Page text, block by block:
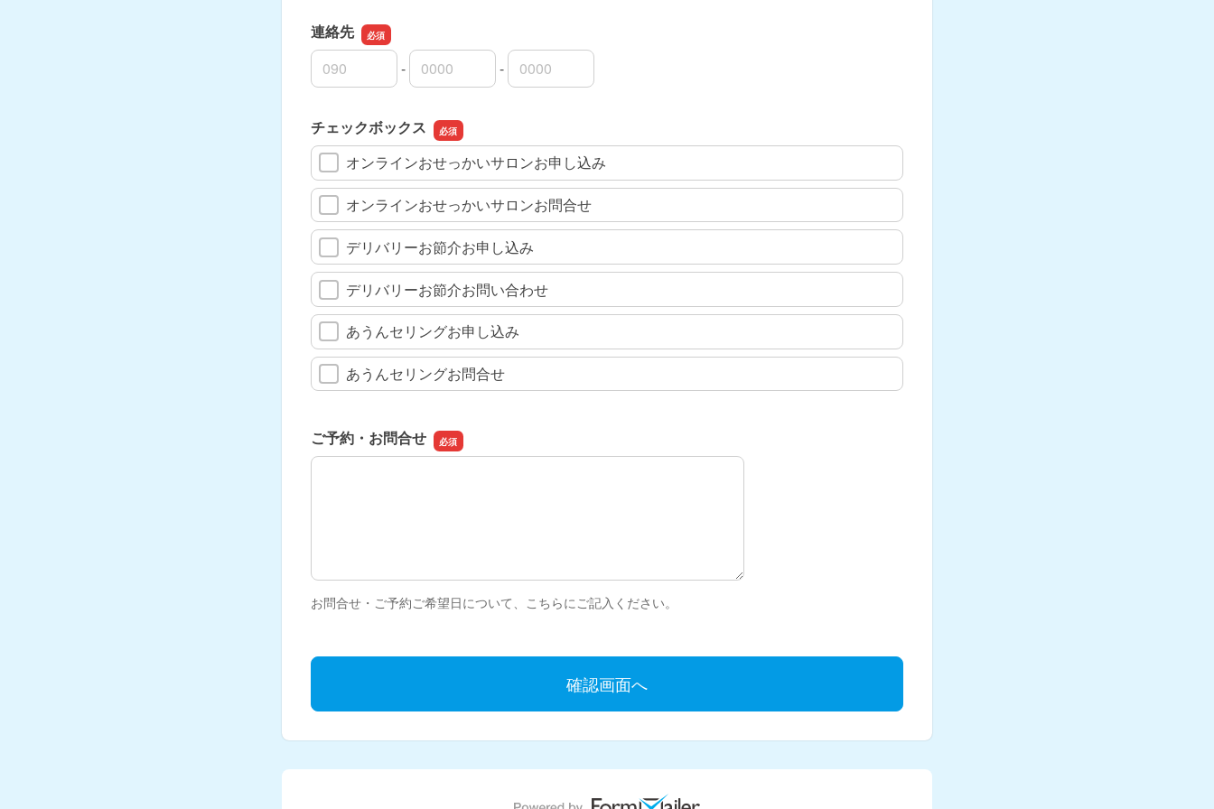
連絡先
連絡先の市外局番
-
連絡先の市内局番 -
連絡先の加入者番号
チェックボックス
オンラインおせっかいサロンお申し込み
オンラインおせっかいサロンお問合せ
デリバリーお節介お申し込み
デリバリーお節介お問い合わせ
あうんセリングお申し込み
あうんセリングお問合せ
ご予約・お問合せ
ご予約・お問合せ
お問合せ・ご予約ご希望日について、こちらにご記入ください。